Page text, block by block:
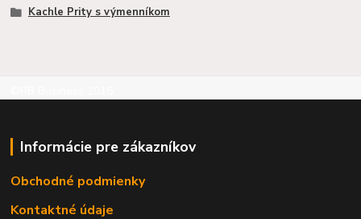
Kachle Prity s výmenníkom
Informácie pre zákazníkov
Obchodné podmienky
Kontaktné údaje